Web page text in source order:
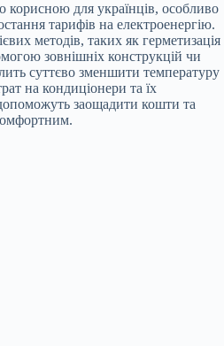
корисною для українців, особливо
тарифів на електроенергію.
методів, таких як герметизація
зовнішніх конструкцій чи
суттєво зменшити температуру
на кондиціонери та їх
заощадити кошти та